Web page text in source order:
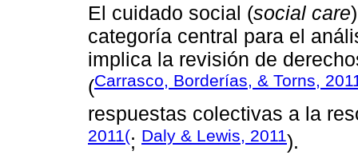
El cuidado social (social care
categoría central para el
implica la revisión de
(Carrasco, Borderías, & Torns,
respuestas colectivas a la
2011(; Daly & Lewis, 2011).